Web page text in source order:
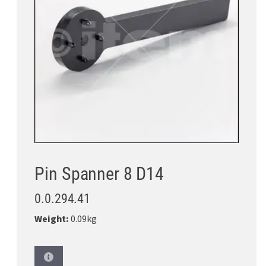
Pin Spanner 8 D14
0.0.294.41
Weight:0.09kg